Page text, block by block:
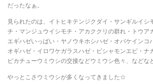
だったなぁ。
見られたのは、イトヒキテンジクダイ・サンギルイシ
チ・マンジュウイシモチ・アカククリの群れ・トウア
エギハゼいっぱい・ヤノウキホシハゼ・オバケインコ
オギハゼ・イロワケガラスハゼ・ビシャモンエビ・ナ
ピカチューウミウシの交接などウミウシ色々、などな
やっとこさウミウシが多くなってきました☆